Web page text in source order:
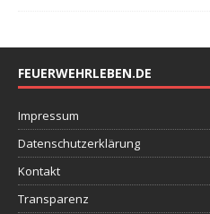
FEUERWEHRLEBEN.DE
Impressum
Datenschutzerklärung
Kontakt
Transparenz